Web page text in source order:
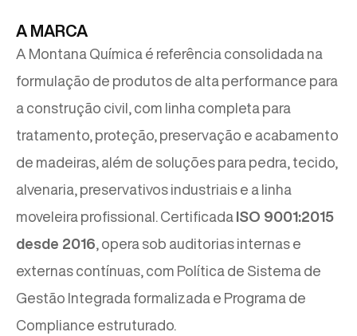
A MARCA
A Montana Química é referência consolidada na
formulação de produtos de alta performance para
a construção civil, com linha completa para
tratamento, proteção, preservação e acabamento
de madeiras, além de soluções para pedra, tecido,
alvenaria, preservativos industriais e a linha
moveleira profissional. Certificada ISO 9001:2015
desde 2016 , opera sob auditorias internas e
externas contínuas, com Política de Sistema de
Gestão Integrada formalizada e Programa de
Compliance estruturado.